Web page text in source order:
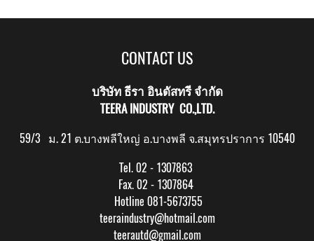
CONTACT US
บริษัท ธีรา อินดัสทรี จำกัด
TEERA INDUSTRY CO.,LTD.
59/3 ม. 21 ต.บางพลีใหญ่ อ.บางพลี จ.สมุทรปราการ 10540
Tel. 02 - 1307863
Fax. 02 - 1307864
Hotline 081-5673755
teeraindustry@hotmail.com
teerautd@gmail.com